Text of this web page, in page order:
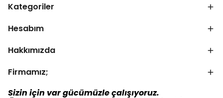
Kategoriler
Hesabım
Hakkımızda
Firmamız;
Sizin için var gücümüzle çalışıyoruz.